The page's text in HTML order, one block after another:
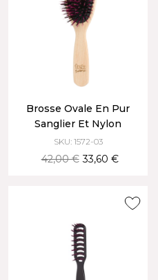
Brosse Ovale En Pur
Sanglier Et Nylon
SKU: 1572-03
42,00 € 33,60 €